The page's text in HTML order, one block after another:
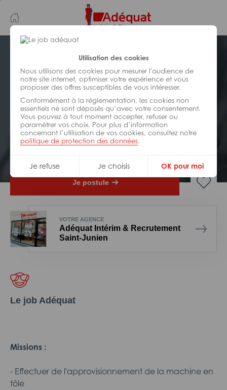
Utilisation des cookies
Nous utilisons des cookies pour mesurer l'audience de
notre site internet, optimiser votre expérience et vous
proposer des offres susceptibles de vous intéresser.
Conformément à la réglementation, les cookies non
essentiels ne sont déposés qu’avec votre consentement.
Vous pouvez à tout moment accepter, refuser ou
paramétrer vos choix. Pour plus d’information
concernant l’utilisation de vos cookies, consultez notre
politique de protection des données.
Je refuse Je choisis OK pour moi
au
contenu
principal
navigation
INDUSTRIE/FABRICATION/
TRANSFORMATION
Réf : Z20-328235
Opérateur H/F
Interim Nouic
Je postule
VOTRE AGENCE
Adéquat Intérim & Recrutement
Saint-Junien
Le job Adéquat
Missions :
- Effectuer de l'approvisionnement de la machine en
tôle